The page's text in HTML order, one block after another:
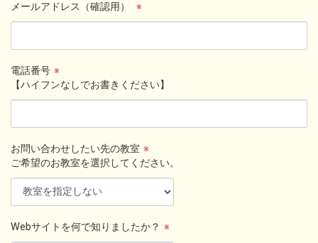
メールアドレス（確認用） ※
電話番号 ※
【ハイフンなしでお書きください】
お問い合わせしたい先の教室 ※
ご希望のお教室を選択してください。
Webサイトを何で知りましたか？ ※